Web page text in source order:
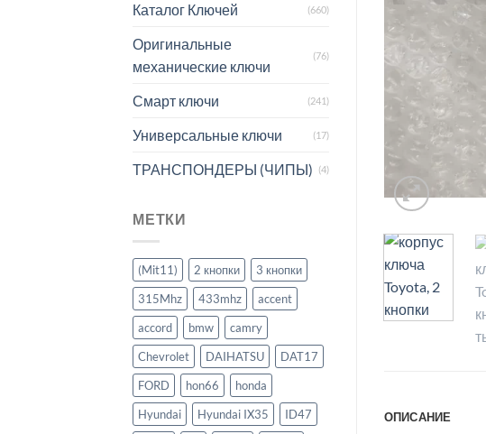
Каталог Ключей (660)
Оригинальные
механические ключи
(76)
Смарт ключи (241)
Универсальные ключи (17)
ТРАНСПОНДЕРЫ (ЧИПЫ) (4)
МЕТКИ
(Mit11) 2 кнопки
3 кнопки
315Mhz
433mhz
accent
accord
bmw
camry
Chevrolet
DAIHATSU
DAT17
FORD
hon66
honda
Hyundai
Hyundai IX35
ID47
ОПИСАНИЕ